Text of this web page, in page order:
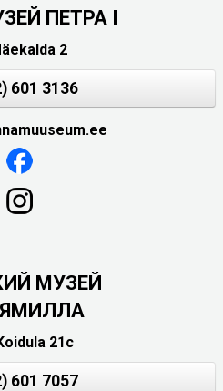
ПЕТРА I
2
601 3136
МУЗЕЙ
21c
601 7057